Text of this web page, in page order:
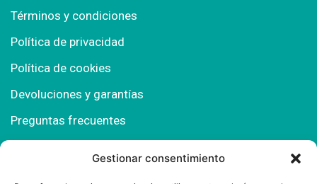
Gestionar consentimiento
Términos y condiciones
Política de privacidad
Política de cookies
Devoluciones y garantías
Preguntas frecuentes